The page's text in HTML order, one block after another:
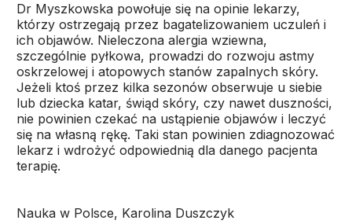
Dr Myszkowska powołuje się na opinie lekarzy,
którzy ostrzegają przez bagatelizowaniem uczuleń i
ich objawów. Nieleczona alergia wziewna,
szczególnie pyłkowa, prowadzi do rozwoju astmy
oskrzelowej i atopowych stanów zapalnych skóry.
Jeżeli ktoś przez kilka sezonów obserwuje u siebie
lub dziecka katar, świąd skóry, czy nawet duszności,
nie powinien czekać na ustąpienie objawów i leczyć
się na własną rękę. Taki stan powinien zdiagnozować
lekarz i wdrożyć odpowiednią dla danego pacjenta
terapię.
Nauka w Polsce, Karolina Duszczyk